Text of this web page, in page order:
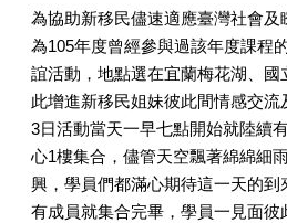
為協助新移民儘速適應臺灣社會
為105年度曾經參與過該年度課程
誼活動，地點選在宜蘭梅花湖、
此增進新移民姐妹彼此間情感交流
3日活動當天一早七點開始就陸續
心1樓集合，儘管天空飄著綿綿細
興，學員們都滿心期待這一天的
有成員就集合完畢，學員一見面彼